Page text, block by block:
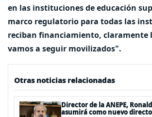
en las instituciones de educación
marco regulatorio para todas las
reciban financiamiento, claramente
vamos a seguir movilizados".
Otras noticias relacionadas
Director de la ANEPE,
asumirá como nuevo